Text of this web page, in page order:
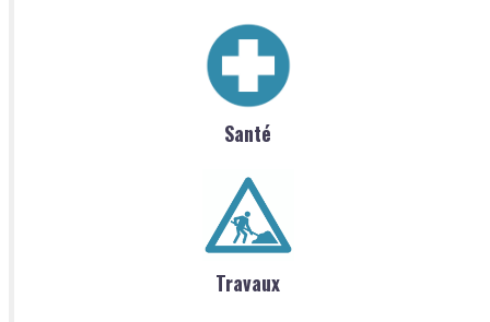
Santé
Travaux